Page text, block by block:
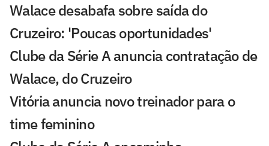
Walace desabafa sobre saída do
Cruzeiro: 'Poucas oportunidades'
Clube da Série A anuncia contratação de
Walace, do Cruzeiro
Vitória anuncia novo treinador para o
time feminino